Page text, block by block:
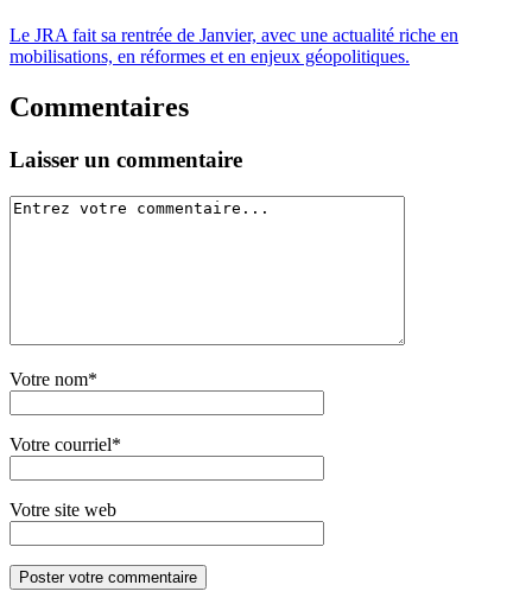
Le JRA fait sa rentrée de Janvier, avec une actualité riche en
mobilisations, en réformes et en enjeux géopolitiques.
Commentaires
Laisser un commentaire
Votre nom*
Votre courriel*
Votre site web